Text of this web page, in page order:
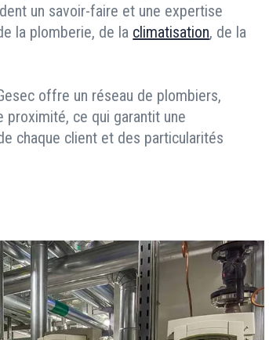
un savoir-faire et une expertise
la plomberie, de la climatisation, de la
offre un réseau de plombiers,
ce qui garantit une
chaque client et des particularités